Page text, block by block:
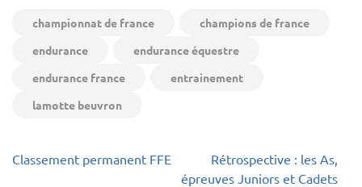
championnat de france
champions de france
endurance
endurance équestre
endurance france
entrainement
lamotte beuvron
Navigation
Classement permanent FFE
Rétrospective : les As,
épreuves Juniors et Cadets